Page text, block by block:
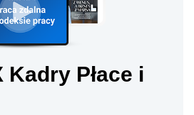
Kadry Płace i